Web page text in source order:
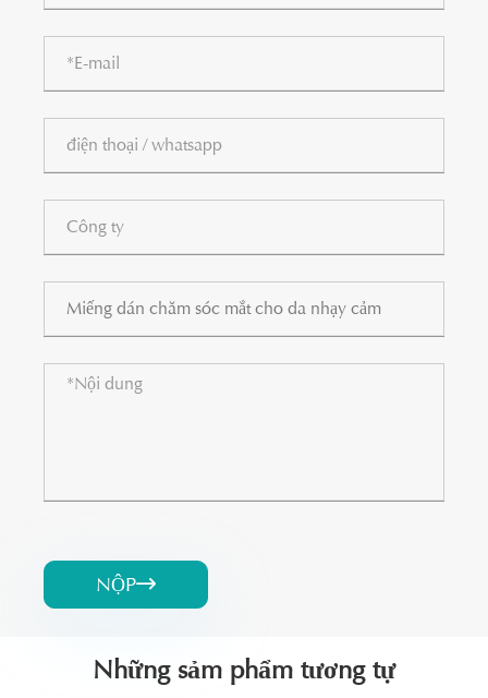
NỘP
Những sảm phẩm tương tự